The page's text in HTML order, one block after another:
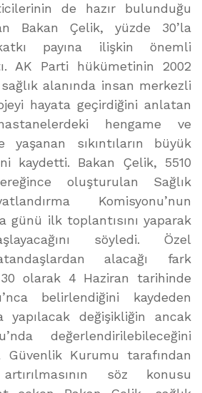
de hazır bulunduğu
Bakan Çelik, yüzde 30’la
katkı payına ilişkin önemli
AK Parti hükümetinin 2002
alanında insan merkezli
hayata geçirdiğini anlatan
hengame ve
yaşanan sıkıntıların büyük
kaydetti. Bakan Çelik, 5510
oluşturulan Sağlık
Komisyonu’nun
günü ilk toplantısını yaparak
söyledi. Özel
alacağı fark
30 olarak 4 Haziran tarihinde
belirlendiğini kaydeden
yapılacak değişikliğin ancak
değerlendirilebileceğini
Güvenlik Kurumu tarafından
söz konusu